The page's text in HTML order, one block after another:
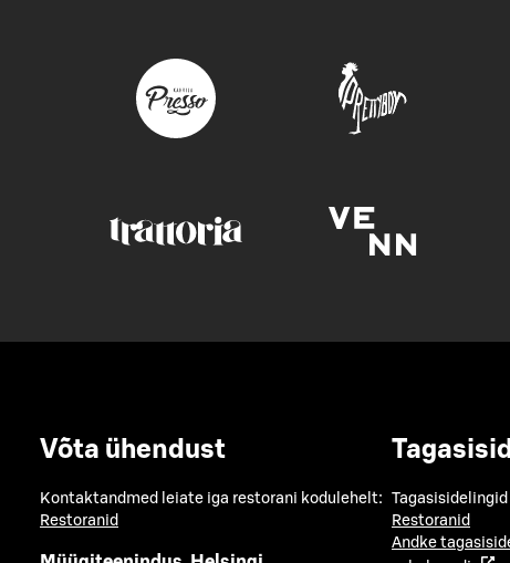
Võta ühendust
Kontaktandmed leiate iga restorani kodulehelt:
Restoranid
Restoranid
Andke